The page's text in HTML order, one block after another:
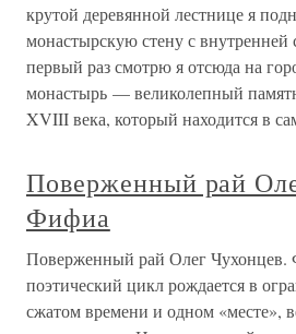
крутой деревянной лестнице я
монастырскую стену с
первый раз смотрю я отсюда на
монастырь — великолепный
XVIII века, который находится в
Поверженный рай
Фифиа
Поверженный рай Олег Чухонцев.
поэтический цикл рождается в
сжатом времени и одном «месте»,